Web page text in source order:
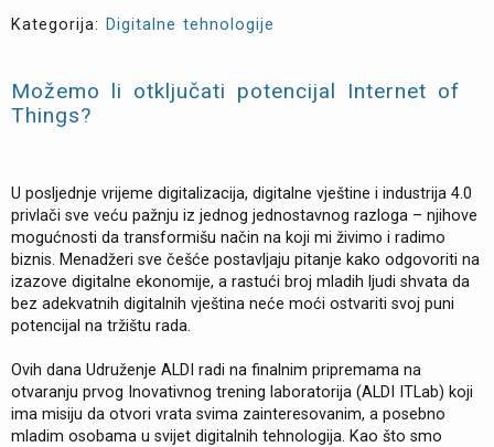
Kategorija: Digitalne tehnologije
Možemo li otključati potencijal Internet of
Things?
U posljednje vrijeme digitalizacija, digitalne vještine i industrija 4.0
privlači sve veću pažnju iz jednog jednostavnog razloga – njihove
mogućnosti da transformišu način na koji mi živimo i radimo
biznis. Menadžeri sve češće postavljaju pitanje kako odgovoriti na
izazove digitalne ekonomije, a rastući broj mladih ljudi shvata da
bez adekvatnih digitalnih vještina neće moći ostvariti svoj puni
potencijal na tržištu rada.
Ovih dana Udruženje ALDI radi na finalnim pripremama na
otvaranju prvog Inovativnog trening laboratorija (ALDI ITLab) koji
ima misiju da otvori vrata svima zainteresovanim, a posebno
mladim osobama u svijet digitalnih tehnologija. Kao što smo